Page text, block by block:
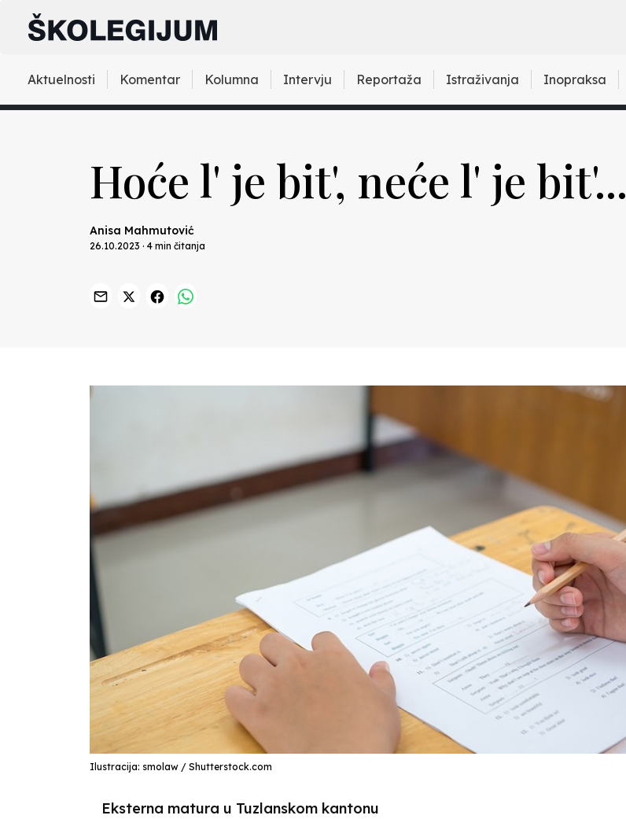
Aktuelnosti Komentar Kolumna Intervju Reportaža Istraživanja Inopraksa
Hoće l' je bit', neće l' je bit'...
Anisa Mahmutović
26.10.2023 · 4 min čitanja
Ilustracija: smolaw / Shutterstock.com
Eksterna matura u Tuzlanskom kantonu